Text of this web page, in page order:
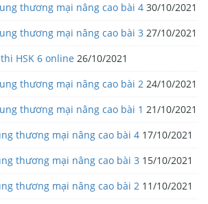
thương mại nâng cao bài 4 30/10/2021
thương mại nâng cao bài 3 27/10/2021
HSK 6 online 26/10/2021
thương mại nâng cao bài 2 24/10/2021
thương mại nâng cao bài 1 21/10/2021
thương mại nâng cao bài 4 17/10/2021
thương mại nâng cao bài 3 15/10/2021
thương mại nâng cao bài 2 11/10/2021